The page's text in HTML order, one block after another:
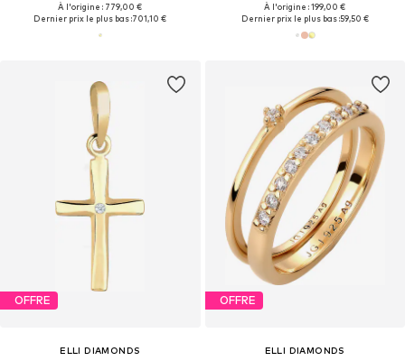
À l'origine : 779,00 €
Dernier prix le plus bas :701,10 €
À l'origine : 199,00 €
Dernier prix le plus bas :59,50 €
OFFRE
ELLI DIAMONDS
OFFRE
ELLI DIAMONDS